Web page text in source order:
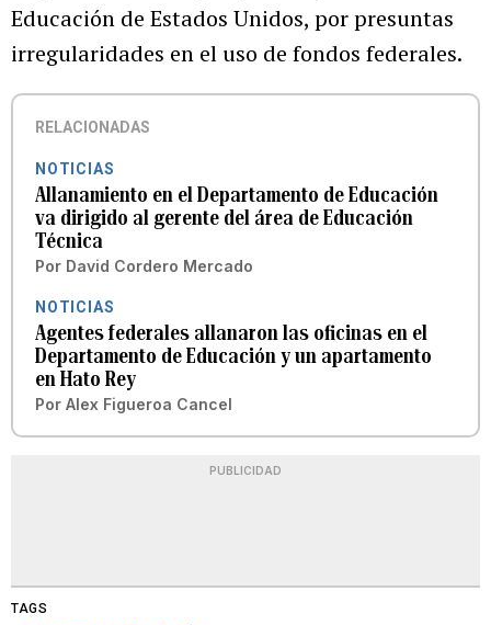
Educación de Estados Unidos, por presuntas
irregularidades en el uso de fondos federales.
RELACIONADAS
NOTICIAS
Allanamiento en el Departamento de Educación
va dirigido al gerente del área de Educación
Técnica
Por David Cordero Mercado
NOTICIAS
Agentes federales allanaron las oficinas en el
Departamento de Educación y un apartamento
en Hato Rey
Por Alex Figueroa Cancel
PUBLICIDAD
TAGS